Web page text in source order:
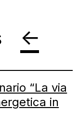
←
“La via
in